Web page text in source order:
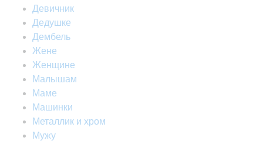
Девичник
Дедушке
Дембель
Жене
Женщине
Малышам
Маме
Машинки
Металлик и хром
Мужу